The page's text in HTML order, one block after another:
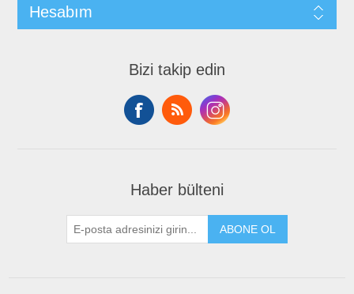
Hesabım
Bizi takip edin
Haber bülteni
ABONE OL